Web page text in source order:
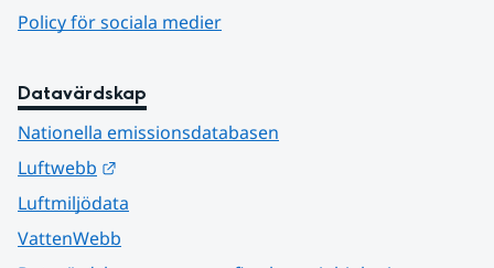
Policy för sociala medier
Datavärdskap
Nationella emissionsdatabasen
Luftwebb
Luftmiljödata
VattenWebb